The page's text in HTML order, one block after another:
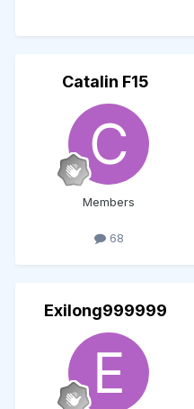
Catalin F15
Members
68
Exilong999999